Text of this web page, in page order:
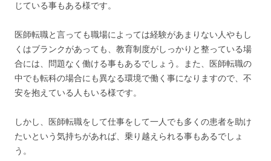
じている事もある様です。
医師転職と言っても職場によっては経験があまりない人やもし
くはブランクがあっても、教育制度がしっかりと整っている場
合には、問題なく働ける事もあるでしょう。また、医師転職の
中でも転科の場合にも異なる環境で働く事になりますので、不
安を抱えている人もいる様です。
しかし、医師転職をして仕事をして一人でも多くの患者を助け
たいという気持ちがあれば、乗り越えられる事もあるでしょ
う。